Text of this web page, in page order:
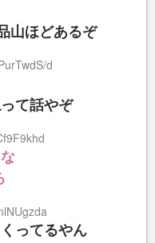
山ほどあるぞ
d
て話やぞ
ってるやん